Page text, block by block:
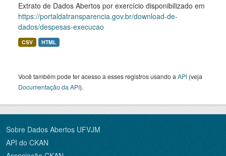
Extrato de Dados Abertos por exercício disponibilizado em
https://portaldatransparencia.gov.br/download-de-
dados/despesas-execucao
CSV HTML
Você também pode ter acesso a esses registros usando a API (veja
Documentação da API).
Sobre Dados Abertos UFVJM
API do CKAN